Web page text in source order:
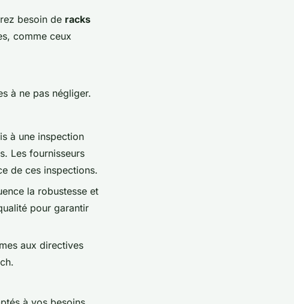
besoin de racks
comme ceux
à ne pas négliger.
à une inspection
Les fournisseurs
de ces inspections.
la robustesse et
pour garantir
aux directives